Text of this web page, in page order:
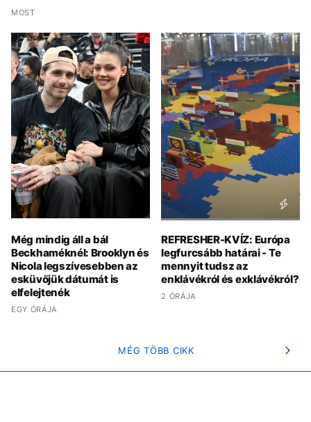
MOST
Még mindig áll a bál
Beckhaméknél: Brooklyn és
Nicola legszívesebben az
esküvőjük dátumát is
elfelejtenék
EGY ÓRÁJA
REFRESHER-KVÍZ: Európa
legfurcsább határai - Te
mennyit tudsz az
enklávékról és exklávékról?
2 ÓRÁJA
MÉG TÖBB CIKK